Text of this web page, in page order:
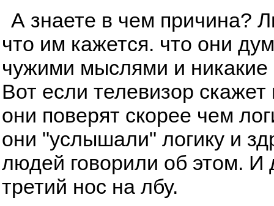
А знаете в чем причина?
что им кажется. что они
чужими мыслями и никакие
Вот если телевизор скажет
они поверят скорее чем
они "услышали" логику и
людей говорили об этом.
третий нос на лбу.